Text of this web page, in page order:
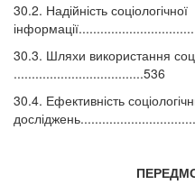
30.2. Надійність соціологічної
30.3. Шляхи використання
....................................536
30.4. Ефективність